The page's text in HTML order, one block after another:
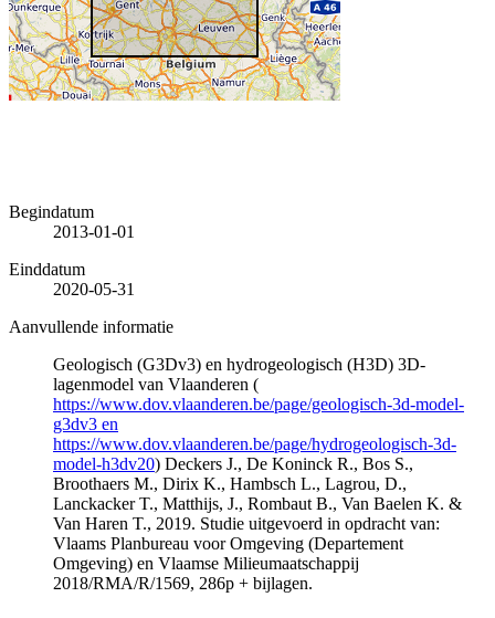
Begindatum
2013-01-01
Einddatum
2020-05-31
Aanvullende informatie
Geologisch (G3Dv3) en hydrogeologisch (H3D) 3D-
lagenmodel van Vlaanderen (
https://www.dov.vlaanderen.be/page/geologisch-3d-model-
g3dv3 en
https://www.dov.vlaanderen.be/page/hydrogeologisch-3d-
model-h3dv20) Deckers J., De Koninck R., Bos S.,
Broothaers M., Dirix K., Hambsch L., Lagrou, D.,
Lanckacker T., Matthijs, J., Rombaut B., Van Baelen K. &
Van Haren T., 2019. Studie uitgevoerd in opdracht van:
Vlaams Planbureau voor Omgeving (Departement
Omgeving) en Vlaamse Milieumaatschappij
2018/RMA/R/1569, 286p + bijlagen.